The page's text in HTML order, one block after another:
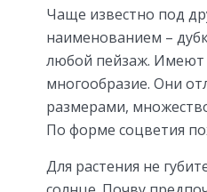
Чаще известно под
наименованием –
любой пейзаж. Имеют
многообразие. Они
размерами,
По форме соцветия
Для растения не